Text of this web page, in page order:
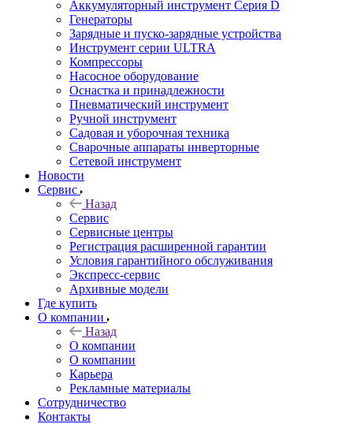
Аккумуляторный инструмент Серия D
Генераторы
Зарядные и пуско-зарядные устройства
Инструмент серии ULTRA
Компрессоры
Насосное оборудование
Оснастка и принадлежности
Пневматический инструмент
Ручной инструмент
Садовая и уборочная техника
Сварочные аппараты инверторные
Сетевой инструмент
Новости
Сервис
Назад
Сервис
Сервисные центры
Регистрация расширенной гарантии
Условия гарантийного обслуживания
Экспресс-сервис
Архивные модели
Где купить
О компании
Назад
О компании
О компании
Карьера
Рекламные материалы
Сотрудничество
Контакты